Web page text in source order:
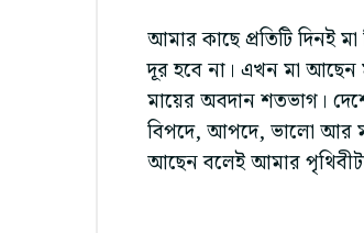
আমার কাছে প্রতিটি দিনই
দূর হবে না। এখন মা আছেন
মায়ের অবদান শতভাগ।
বিপদে, আপদে, ভালো আর
আছেন বলেই আমার